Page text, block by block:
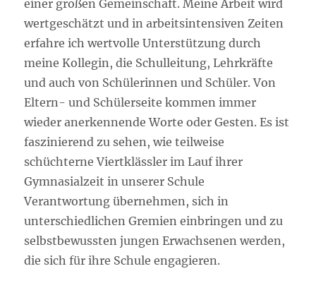
einer großen Gemeinschaft. Meine Arbeit wird
wertgeschätzt und in arbeitsintensiven Zeiten
erfahre ich wertvolle Unterstützung durch
meine Kollegin, die Schulleitung, Lehrkräfte
und auch von Schülerinnen und Schüler. Von
Eltern- und Schülerseite kommen immer
wieder anerkennende Worte oder Gesten. Es ist
faszinierend zu sehen, wie teilweise
schüchterne Viertklässler im Lauf ihrer
Gymnasialzeit in unserer Schule
Verantwortung übernehmen, sich in
unterschiedlichen Gremien einbringen und zu
selbstbewussten jungen Erwachsenen werden,
die sich für ihre Schule engagieren.